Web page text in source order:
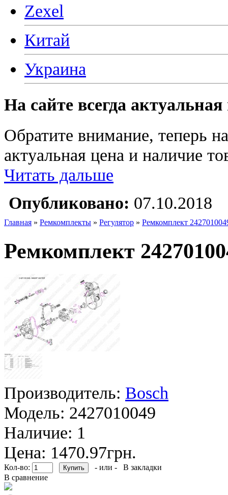
Zexel
Китай
Украина
На сайте всегда
Обратите внимание, теперь
актуальная цена и наличие
Читать дальше
Опубликовано: 07.10.2018
Главная » Ремкомплекты » Регулятор » Ремкомплект
Ремкомплект
Производитель: Bosch
Модель: 2427010049
Наличие: 1
Цена: 1470.97грн.
Кол-во: - или -
В закладки
В сравнение